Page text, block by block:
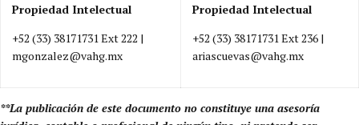
Propiedad Intelectual
+52 (33) 38171731 Ext 222 |
mgonzalez@vahg.mx
Propiedad Intelectual
+52 (33) 38171731 Ext 236 |
ariascuevas@vahg.mx
**La publicación de este documento no constituye una asesoría